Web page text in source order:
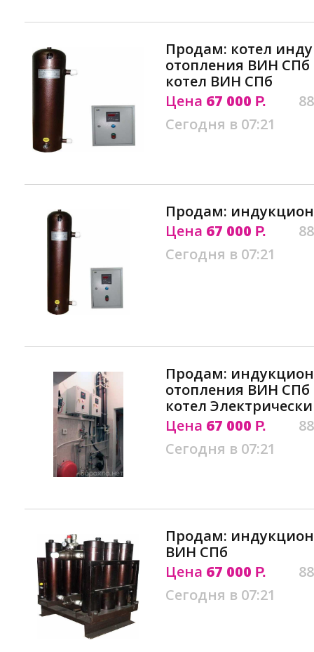
Продам: котел
отопления ВИН
котел ВИН СПб
Цена 67 000 Р.
Сегодня в 07:21
Продам:
Цена 67 000 Р.
Сегодня в 07:21
Продам:
отопления ВИН
котел
Цена 67 000 Р.
Сегодня в 07:21
Продам:
ВИН СПб
Цена 67 000 Р.
Сегодня в 07:21